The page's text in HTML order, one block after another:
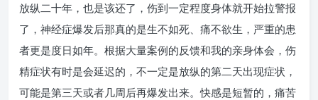
放纵二十年，也是该还了，伤到一定程度身体就开始拉警报
了，神经症爆发后那真的是生不如死、痛不欲生，严重的患
者更是度日如年。根据大量案例的反馈和我的亲身体会，伤
精症状有时是会延迟的，不一定是放纵的第二天出现症状，
可能是第三天或者几周后再爆发出来。快感是短暂的，痛苦